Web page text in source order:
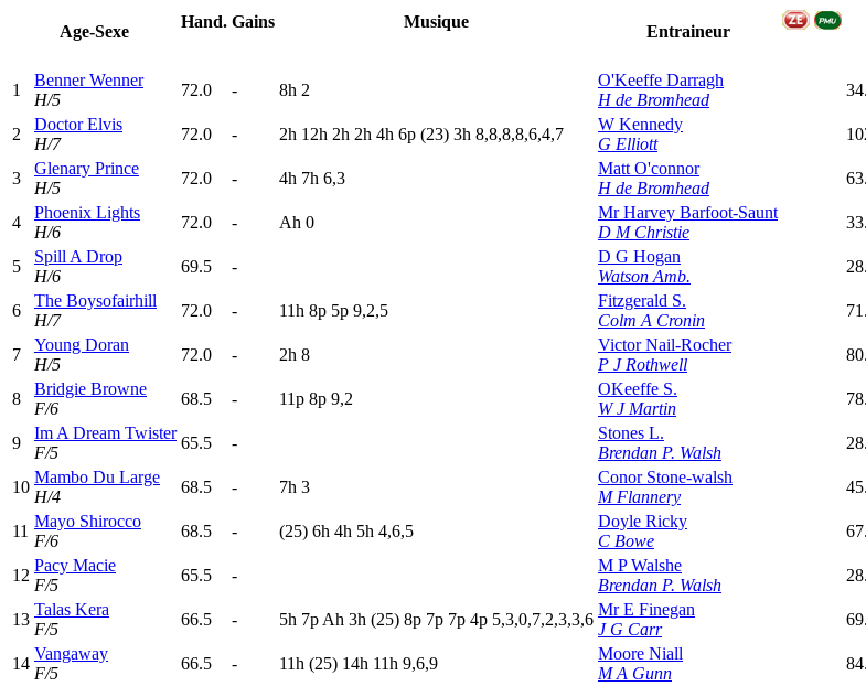
Age-Sexe
Hand. Gains Musique
Entraineur
1
Benner Wenner
H/5
72.0 - 8h 2
O'Keeffe Darragh
H de Bromhead
2
Doctor Elvis
H/7
72.0 - 2h 12h 2h 2h 4h 6p (23) 3h 8,8,8,8,6,4,7
W Kennedy
G Elliott
3
Glenary Prince
H/5
72.0 - 4h 7h 6,3
Matt O'connor
H de Bromhead
4
Phoenix Lights
H/6
72.0 - Ah 0
Mr Harvey Barfoot-Saunt
D M Christie
5
Spill A Drop
H/6
69.5 -
D G Hogan
Watson Amb.
6
The Boysofairhill
H/7
72.0 - 11h 8p 5p 9,2,5
Fitzgerald S.
Colm A Cronin
7
Young Doran
H/5
72.0 - 2h 8
Victor Nail-Rocher
P J Rothwell
8
Bridgie Browne
F/6
68.5 - 11p 8p 9,2
OKeeffe S.
W J Martin
9
Im A Dream Twister
F/5
65.5 -
Stones L.
Brendan P. Walsh
10
Mambo Du Large
H/4
68.5 - 7h 3
Conor Stone-walsh
M Flannery
11
Mayo Shirocco
F/6
68.5 - (25) 6h 4h 5h 4,6,5
Doyle Ricky
C Bowe
12
Pacy Macie
F/5
65.5 -
M P Walshe
Brendan P. Walsh
13
Talas Kera
F/5
66.5 - 5h 7p Ah 3h (25) 8p 7p 7p 4p 5,3,0,7,2,3,3,6
Mr E Finegan
J G Carr
14
Vangaway
F/5
66.5 - 11h (25) 14h 11h 9,6,9
Moore Niall
M A Gunn